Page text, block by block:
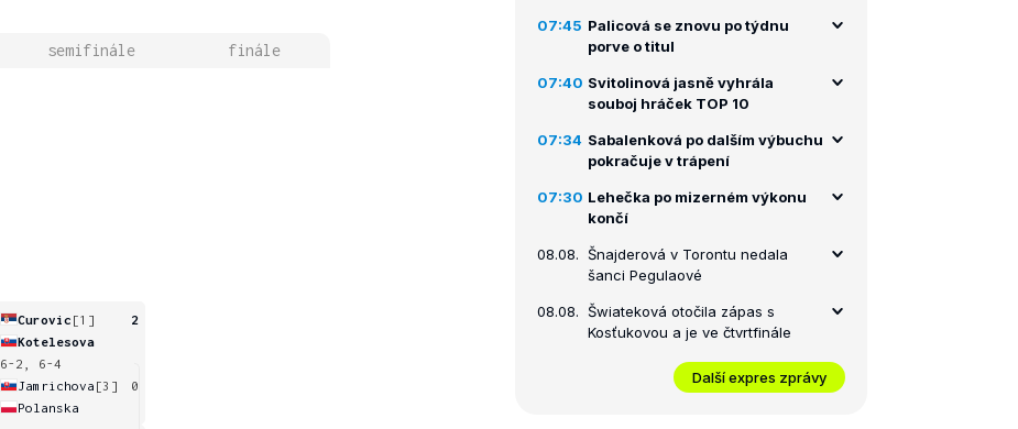
semifinále finále
Curovic [1]
2
Kotelesova
6-2, 6-4
Jamrichova [3]
0
Polanska
07:45 Palicová se znovu po týdnu
porve o titul
07:40 Svitolinová jasně vyhrála
souboj hráček TOP 10
07:34 Sabalenková po dalším výbuchu
pokračuje v trápení
07:30 Lehečka po mizerném výkonu
končí
08.08. Šnajderová v Torontu nedala
šanci Pegulaové
08.08. Šwiateková otočila zápas s
Kosťukovou a je ve čtvrtfinále
Další expres zprávy